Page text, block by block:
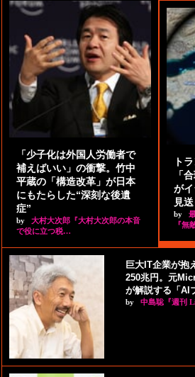
「少子化は外国人労働者で
補えばいい」の衝撃。竹中
平蔵の「構造改革」が日本
にもたらした“深刻な後遺
症”
by
大村大次郎『大村大次郎の本音
で役に立つ税…
ト
「
が
見
by
『無
巨大IT企業が抱
250兆円。元
が解説する「AI
by 中島聡『週刊